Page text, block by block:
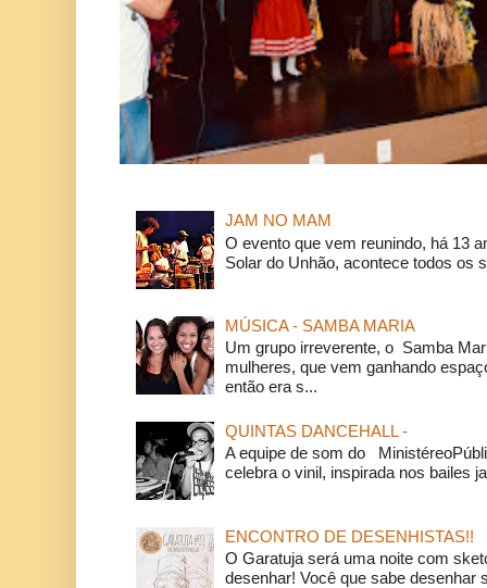
JAM NO MAM
O evento que vem reunindo, há 13
Solar do Unhão, acontece todos os
MÚSICA - SAMBA MARIA
Um grupo irreverente, o Samba
mulheres, que vem ganhando
então era s...
QUINTAS DANCEHALL -
A equipe de som do
celebra o vinil, inspirada nos bailes
ENCONTRO DE DESENHISTAS!!
O Garatuja será uma noite com
desenhar! Você que sabe desenhar